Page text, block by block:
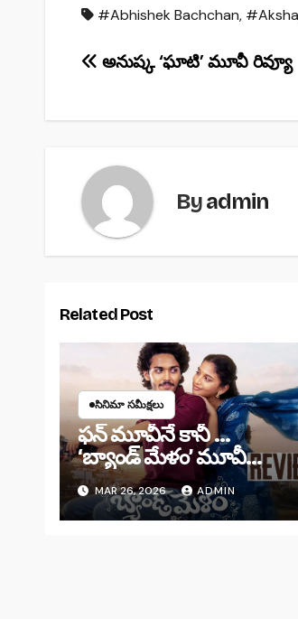
c
e
o
k
at
s
A
p
ar
e
#Abhishek Bachchan,
Post
అనుష్క ‘ఘాటి’ మూవీ రివ్యూ
Byadmin
Related Post
సినిమా సమీక్షలు
ఫన్ మూవీనే కానీ …
‘బ్యాండ్‌ మేళం’ మూవీ
రివ్యూ
MAR 26, 2026 ADMIN